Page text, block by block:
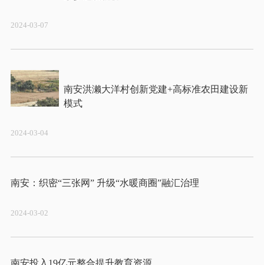
2024-03-07
南安洪濑大洋村创新党建+高标准农田建设新
2024-03-04
2024-03-02
南安投入19亿元整合提升教育资源